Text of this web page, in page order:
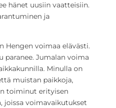
hänet uusiin vaatteisiin.
ja
Hengen voimaa elävästi.
paranee. Jumalan voima
Minulla on
muistan paikkoja,
toiminut erityisen
joissa voimavaikutukset